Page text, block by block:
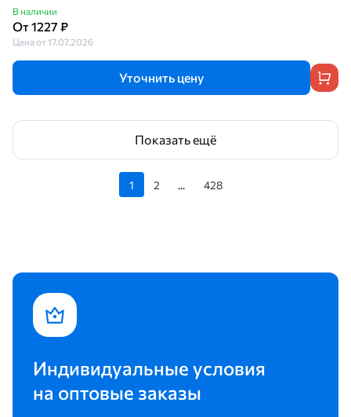
В наличии
От 1227 ₽
Цена от 17.07.2026
Уточнить цену
Показать ещё
1 2 ... 428
Индивидуальные условия
на оптовые заказы